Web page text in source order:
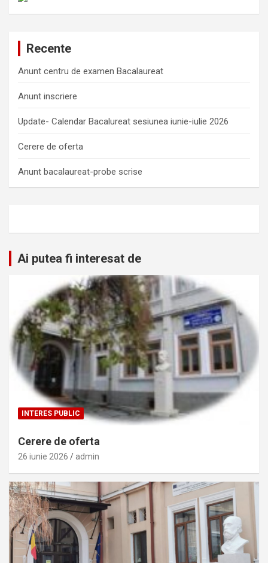
Recente
Anunt centru de examen Bacalaureat
Anunt inscriere
Update- Calendar Bacalureat sesiunea iunie-iulie 2026
Cerere de oferta
Anunt bacalaureat-probe scrise
Ai putea fi interesat de
INTERES PUBLIC
Cerere de oferta
26 iunie 2026 admin